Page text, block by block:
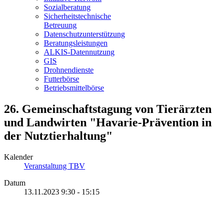
Sozialberatung
Sicherheitstechnische
Betreuung
Datenschutzunterstützung
Beratungsleistungen
ALKIS-Datennutzung
GIS
Drohnendienste
Futterbörse
Betriebsmittelbörse
26. Gemeinschaftstagung von Tierärzten
und Landwirten "Havarie-Prävention in
der Nutztierhaltung"
Kalender
Veranstaltung TBV
Datum
13.11.2023 9:30 - 15:15